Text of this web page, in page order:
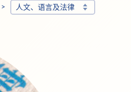
人文、语言及法律